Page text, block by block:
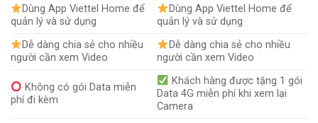
Dùng App Viettel Home để
quản lý và sử dụng
Dùng App Viettel Home để
quản lý và sử dụng
Dễ dàng chia sẻ cho nhiều
người cần xem Video
Dễ dàng chia sẻ cho nhiều
người cần xem Video
Không có gói Data miễn
phí đi kèm
Khách hàng được tặng 1 gói
Data 4G miễn phí khi xem lại
Camera